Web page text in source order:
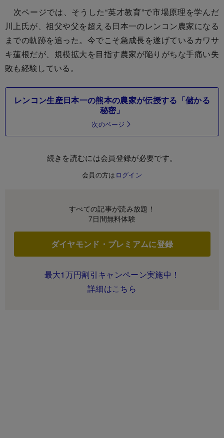
次ページでは、そうした“英才教育”で市場原理を学んだ
川上氏が、祖父や父を超える日本一のレンコン農家になる
までの軌跡を追った。今でこそ急成長を遂げているカワサ
キ蓮根だが、規模拡大を目指す農家が陥りがちな手痛い失
敗も経験している。
レンコン生産日本一の熊本の農家が伝授する「儲かる
秘密」
次のページ
続きを読むには会員登録が必要です。
会員の方は ログイン
すべての記事が読み放題！
7日間無料体験
ダイヤモンド・プレミアムに登録
最大1万円割引キャンペーン実施中！
詳細はこちら